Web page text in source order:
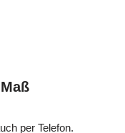
per Telefon.